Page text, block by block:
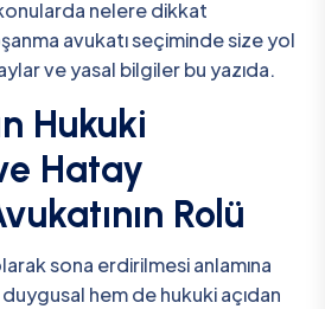
nelere dikkat
avukatı seçiminde size yol
ve yasal bilgiler bu yazıda.
Hukuki
Hatay
Rolü
sona erdirilmesi anlamına
hem de hukuki açıdan